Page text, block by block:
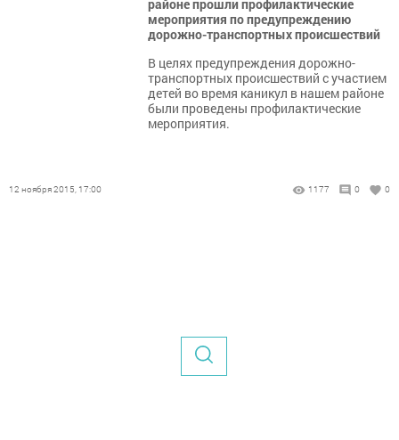
районе прошли профилактические
мероприятия по предупреждению
дорожно-транспортных происшествий
В целях предупреждения дорожно-
транспортных происшествий с участием
детей во время каникул в нашем районе
были проведены профилактические
мероприятия.
12 ноября 2015, 17:00 1177 0 0